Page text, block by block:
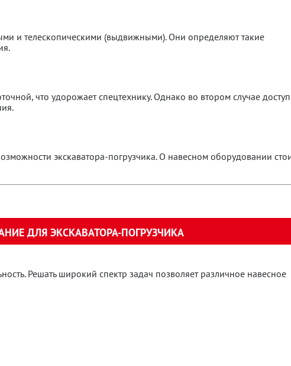
и телескопическими (выдвижными). Они определяют такие
что удорожает спецтехнику. Однако во втором случае
экскаватора-погрузчика. О навесном оборудовании
ДЛЯ ЭКСКАВАТОРА-ПОГРУЗЧИКА
Решать широкий спектр задач позволяет различное навесное